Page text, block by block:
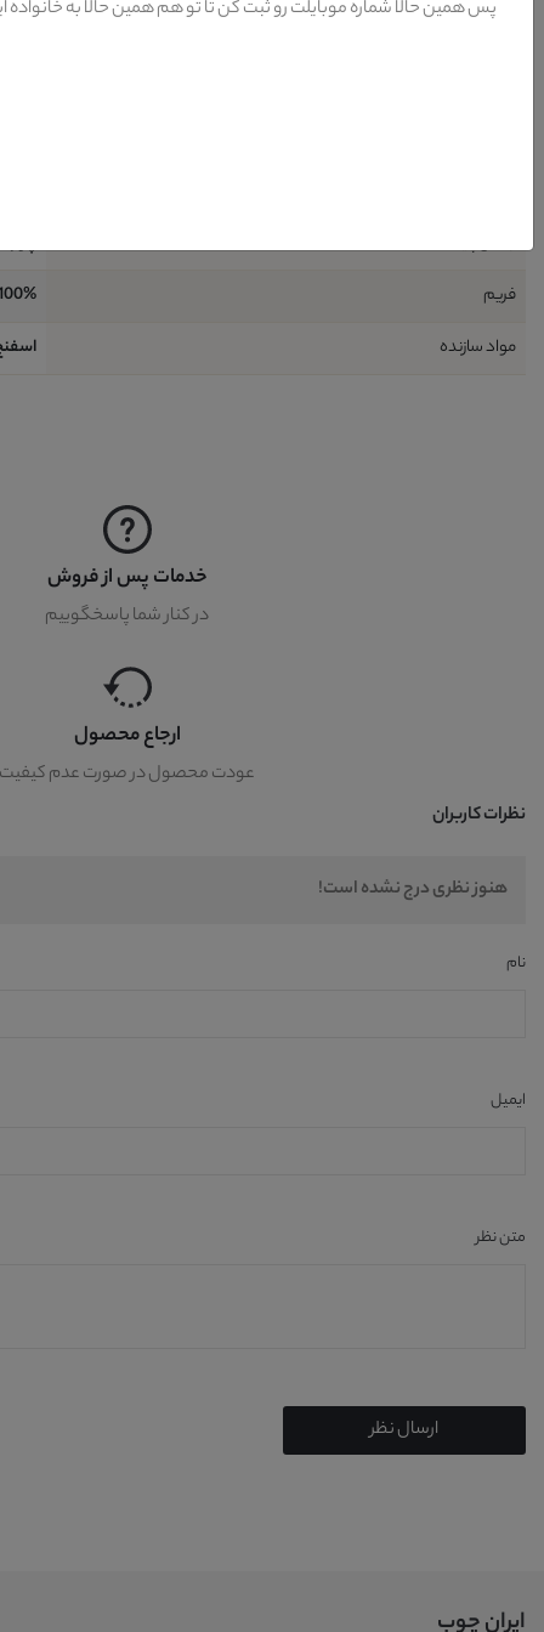
جنس پایه
چوب
فریم
100% چوب -
مواد سازنده
خدمات پس از فروش
در کنار شما پاسخگوییم
ارجاع محصول
عودت محصول در صورت عدم کیفیت
نظرات کاربران
هنوز نظری درج نشده است!
نام
ایمیل
متن نظر
ارسال نظر
ایران چوب
پس همین حالا شماره موبایلت رو ثبت کن تا تو هم همین حالا به خانواده